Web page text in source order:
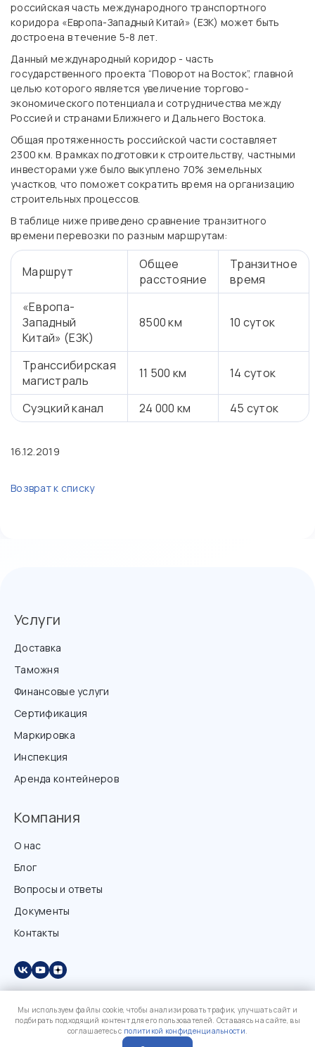
российская часть международного транспортного
коридора «Европа-Западный Китай» (ЕЗК) может быть
достроена в течение 5-8 лет.
Данный международный коридор - часть
государственного проекта “Поворот на Восток”, главной
целью которого является увеличение торгово-
экономического потенциала и сотрудничества между
Россией и странами Ближнего и Дальнего Востока.
Общая протяженность российской части составляет
2300 км. В рамках подготовки к строительству, частными
инвесторами уже было выкуплено 70% земельных
участков, что поможет сократить время на организацию
строительных процессов.
В таблице ниже приведено сравнение транзитного
времени перевозки по разным маршрутам:
Маршрут
Общее
расстояние
Транзитное
время
«Европа-
Западный
Китай» (ЕЗК)
8500 км 10 суток
Транссибирская
магистраль
11 500 км 14 суток
Суэцкий канал 24 000 км 45 суток
16.12.2019
Возврат к списку
Услуги
Доставка
Таможня
Финансовые услуги
Сертификация
Маркировка
Инспекция
Аренда контейнеров
Компания
О нас
Блог
Вопросы и ответы
Документы
Контакты
Мы используем файлы cookie, чтобы анализировать трафик, улучшать сайт и
подбирать подходящий контент для его пользователей. Оставаясь на сайте, вы
соглашаетесь с политикой конфиденциальности.